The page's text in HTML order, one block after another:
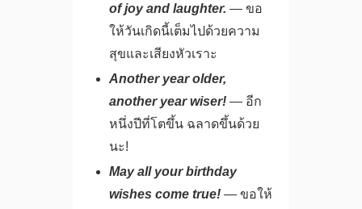
of joy and laughter. — ขอ
ให้วันเกิดนี้เต็มไปด้วยความ
สุขและเสียงหัวเราะ
Another year older,
another year wiser!— อีก
หนึ่งปีที่โตขึ้น ฉลาดขึ้นด้วย
นะ!
May all your birthday
wishes come true!— ขอให้